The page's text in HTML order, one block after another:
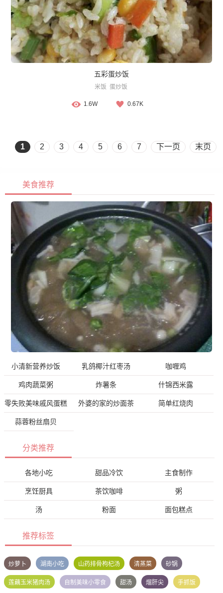
五彩蛋炒饭
米饭 蛋炒饭
1.6W 0.67K
1 2 3 4 5 6 7 下一页 末页
美食推荐
小清新营养炒饭 乳鸽椰汁红枣汤 咖喱鸡
鸡肉蔬菜粥 炸薯条 什锦西米露
零失败美味戚风蛋糕 外婆的家的炒面茶 简单红烧肉
蒜蓉粉丝扇贝
分类推荐
各地小吃 甜品冷饮 主食制作
烹饪厨具 茶饮咖啡 粥
汤 粉面 面包糕点
推荐标签
炒萝卜 湖南小吃 山药排骨枸杞汤 清蒸菜 砂锅
莲藕玉米猪肉汤 自制美味小零食 甜汤 熘肝尖 手抓饭